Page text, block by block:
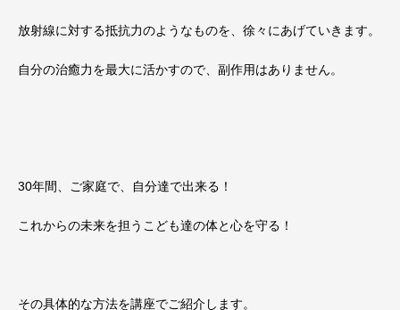
放射線に対する抵抗力のようなものを、徐々にあげていきます。
自分の治癒力を最大に活かすので、副作用はありません。
30年間、ご家庭で、自分達で出来る！
これからの未来を担うこども達の体と心を守る！
その具体的な方法を講座でご紹介します。